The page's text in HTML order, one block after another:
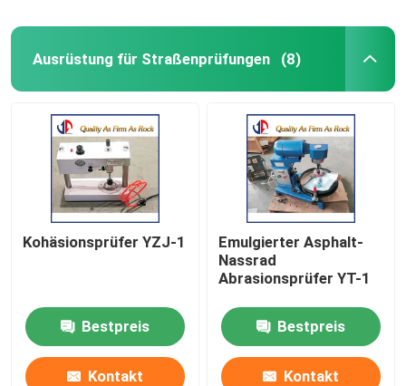
Ausrüstung für Straßenprüfungen (8)
Kohäsionsprüfer YZJ-1
Bestpreis
Kontakt
Emulgierter Asphalt-
Nassrad
Abrasionsprüfer YT-1
Bestpreis
Kontakt